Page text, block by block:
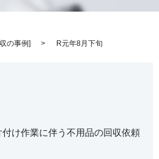
の事例] R元年8月下旬
け作業に伴う不用品の回収依頼